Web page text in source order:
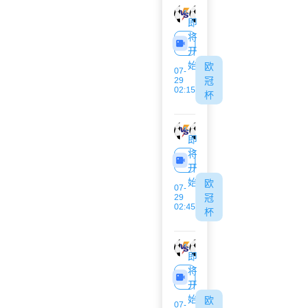
德利塔
即
将
开
始
07-
29
02:15
欧
冠
杯
采列
即
将
开
始
07-
29
02:45
欧
冠
杯
哈茨
即
将
开
始
07-
欧